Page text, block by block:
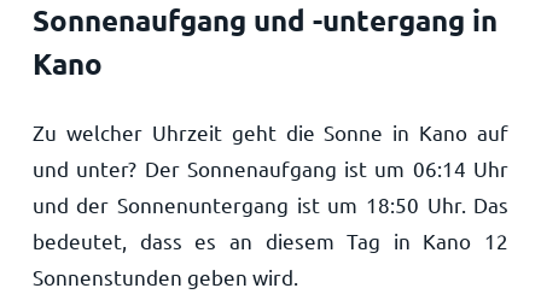
Sonnenaufgang und -untergang in
Kano
Zu welcher Uhrzeit geht die Sonne in Kano auf
und unter? Der Sonnenaufgang ist um 06:14 Uhr
und der Sonnenuntergang ist um 18:50 Uhr. Das
bedeutet, dass es an diesem Tag in Kano 12
Sonnenstunden geben wird.